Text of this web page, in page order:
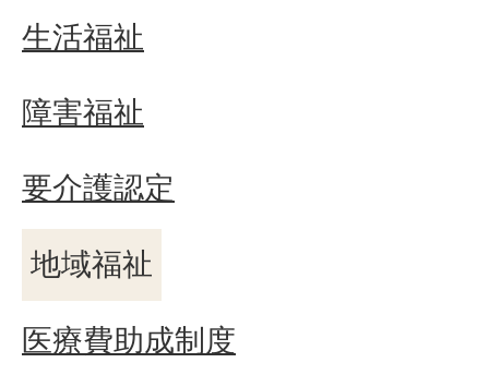
生活福祉
障害福祉
要介護認定
地域福祉
医療費助成制度